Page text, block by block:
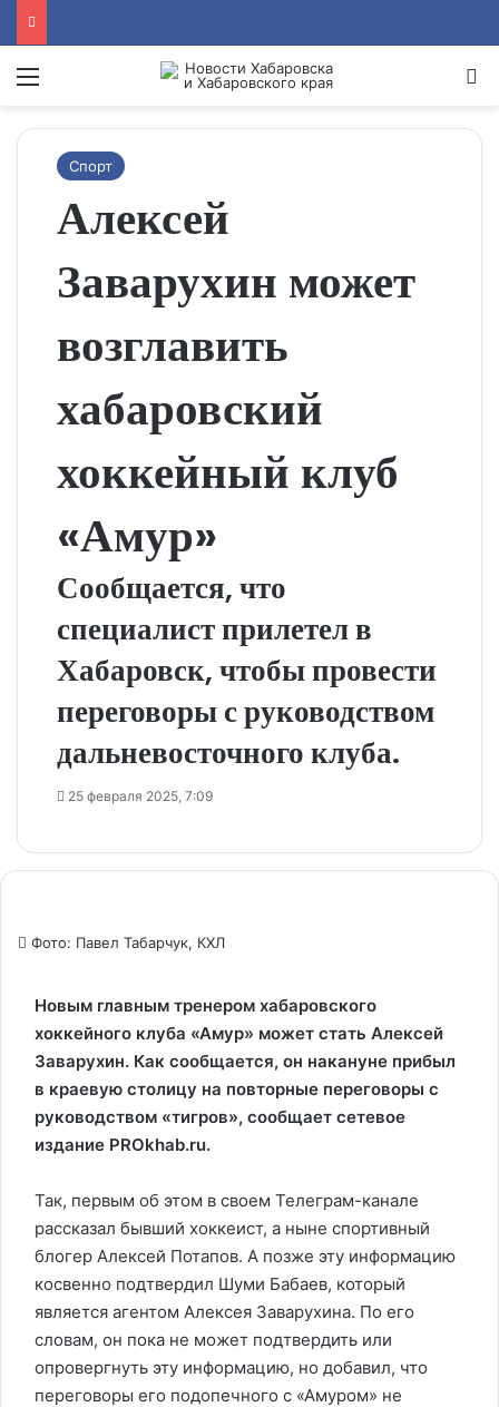
Menu
Спорт
Алексей
Заварухин может
возглавить
хабаровский
хоккейный клуб
«Амур»
Сообщается, что
специалист прилетел в
Хабаровск, чтобы провести
переговоры с руководством
дальневосточного клуба.
25 февраля 2025, 7:09
Фото: Павел Табарчук, КХЛ
Новым главным тренером хабаровского
хоккейного клуба «Амур» может стать Алексей
Заварухин. Как сообщается, он накануне прибыл
в краевую столицу на повторные переговоры с
руководством «тигров», сообщает сетевое
издание PROkhab.ru.
Так, первым об этом в своем Телеграм-канале
рассказал бывший хоккеист, а ныне спортивный
блогер Алексей Потапов. А позже эту информацию
косвенно подтвердил Шуми Бабаев, который
является агентом Алексея Заварухина. По его
словам, он пока не может подтвердить или
опровергнуть эту информацию, но добавил, что
переговоры его подопечного с «Амуром» не